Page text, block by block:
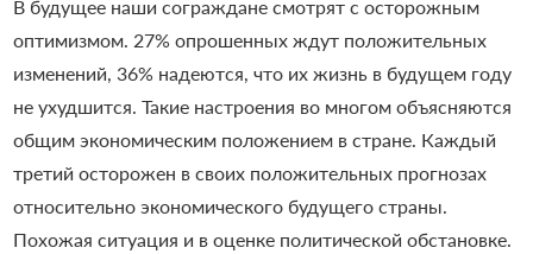
В будущее наши сограждане смотрят с осторожным
оптимизмом. 27% опрошенных ждут положительных
изменений, 36% надеются, что их жизнь в будущем году
не ухудшится. Такие настроения во многом объясняются
общим экономическим положением в стране. Каждый
третий осторожен в своих положительных прогнозах
относительно экономического будущего страны.
Похожая ситуация и в оценке политической обстановке.